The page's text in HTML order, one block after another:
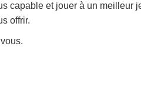
capable et jouer à un meilleur
offrir.